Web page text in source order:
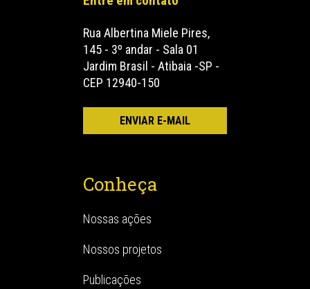
Rua Albertina Miele Pires,
145 - 3º andar - Sala 01
Jardim Brasil - Atibaia -SP -
CEP 12940-150
Conheça
Nossas ações
Nossos projetos
Publicações